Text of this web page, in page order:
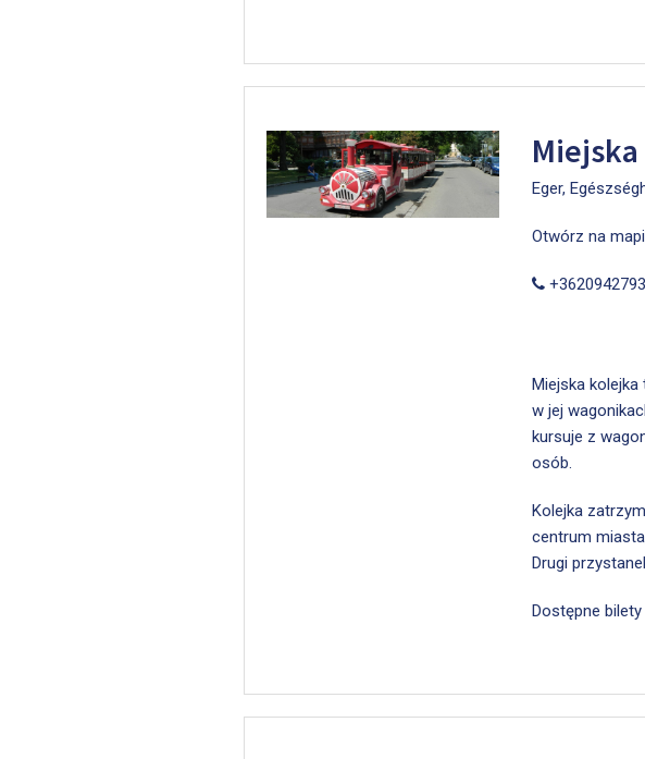
Eger,
Otwórz na
Miejska kolejka
w jej
kursuje z
osób.
Kolejka
centrum
Drugi
Dostępne